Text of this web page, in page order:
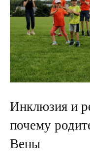
Инклюзия и
почему
Вены